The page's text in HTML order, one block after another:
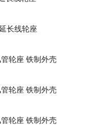
长线轮座
轮座 铁制外壳
轮座 铁制外壳
轮座 铁制外壳